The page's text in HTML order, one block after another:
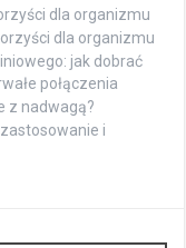
dla organizmu
dla organizmu
jak dobrać
połączenia
z nadwagą?
i